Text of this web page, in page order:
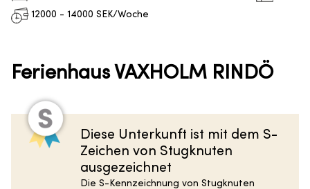
12000 - 14000 SEK/Woche
Ferienhaus VAXHOLM RINDÖ
Diese Unterkunft ist mit dem S-
Zeichen von Stugknuten
ausgezeichnet
Die S-Kennzeichnung von Stugknuten